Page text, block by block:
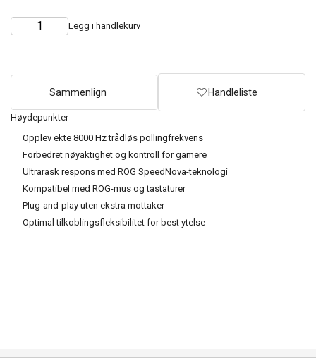
Høydepunkter
Opplev ekte 8000 Hz trådløs pollingfrekvens
Forbedret nøyaktighet og kontroll for gamere
Ultrarask respons med ROG SpeedNova-teknologi
Kompatibel med ROG-mus og tastaturer
Plug-and-play uten ekstra mottaker
Optimal tilkoblingsfleksibilitet for best ytelse
Choose
Quantity Legg i handlekurv
Sammenlign Handleliste